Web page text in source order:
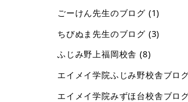
ごーけん先生のブログ (1)
ちびぬま先生のブログ (3)
ふじみ野上福岡校舎 (8)
エイメイ学院ふじみ野校舎ブロ
エイメイ学院みずほ台校舎ブロ